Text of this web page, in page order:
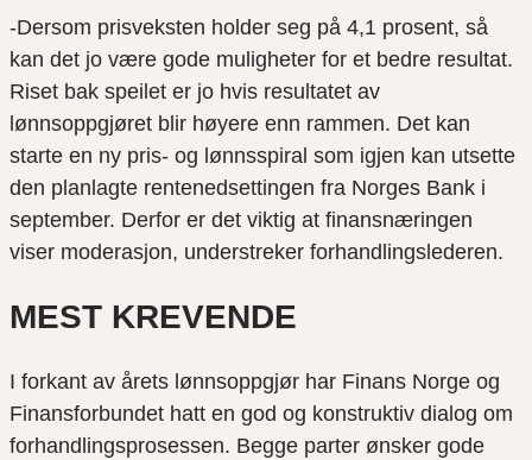
-Dersom prisveksten holder seg på 4,1 prosent, så
kan det jo være gode muligheter for et bedre resultat.
Riset bak speilet er jo hvis resultatet av
lønnsoppgjøret blir høyere enn rammen. Det kan
starte en ny pris- og lønnsspiral som igjen kan utsette
den planlagte rentenedsettingen fra Norges Bank i
september. Derfor er det viktig at finansnæringen
viser moderasjon, understreker forhandlingslederen.
MEST KREVENDE
I forkant av årets lønnsoppgjør har Finans Norge og
Finansforbundet hatt en god og konstruktiv dialog om
forhandlingsprosessen. Begge parter ønsker gode